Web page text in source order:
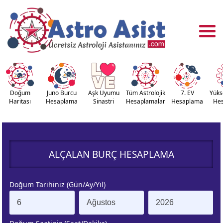
KUZEY AY
DÜĞÜMÜ
Doğum
Haritası
Juno Burcu
Hesaplama
Aşk Uyumu
Sinastri
Tüm Astrolojik
Hesaplamalar
7. EV
Hesaplama
ALÇALAN BURÇ HESAPLAMA
Doğum Tarihiniz (Gün/Ay/Yıl)